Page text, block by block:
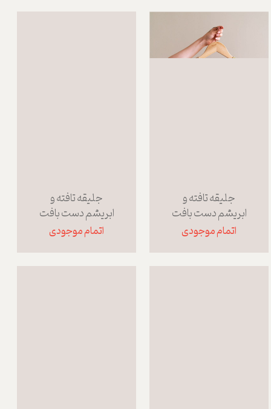
جلیقه تافته و
ابریشم دست بافت
اتمام موجودی
جلیقه تافته و
ابریشم دست بافت
اتمام موجودی